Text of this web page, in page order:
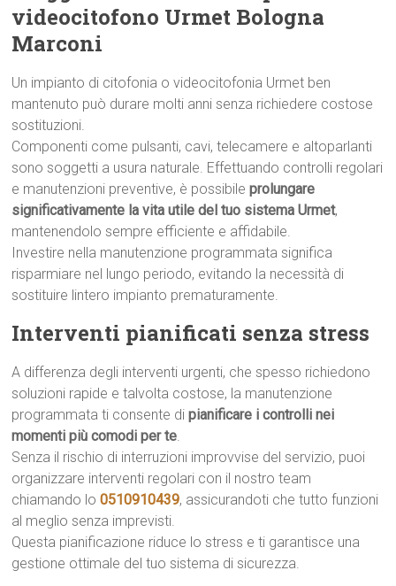
videocitofono Urmet Bologna
Marconi
Un impianto di citofonia o videocitofonia Urmet ben
mantenuto può durare molti anni senza richiedere costose
sostituzioni.
Componenti come pulsanti, cavi, telecamere e altoparlanti
sono soggetti a usura naturale. Effettuando controlli regolari
e manutenzioni preventive, è possibileprolungare
significativamente la vita utile del tuo sistema Urmet,
mantenendolo sempre efficiente e affidabile.
Investire nella manutenzione programmata significa
risparmiare nel lungo periodo, evitando la necessità di
sostituire lintero impianto prematuramente.
Interventi pianificati senza stress
A differenza degli interventi urgenti, che spesso richiedono
soluzioni rapide e talvolta costose, la manutenzione
programmata ti consente dipianificare i controlli nei
momenti più comodi per te.
Senza il rischio di interruzioni improvvise del servizio, puoi
organizzare interventi regolari con il nostro team
chiamando lo0510910439, assicurandoti che tutto funzioni
al meglio senza imprevisti.
Questa pianificazione riduce lo stress e ti garantisce una
gestione ottimale del tuo sistema di sicurezza.